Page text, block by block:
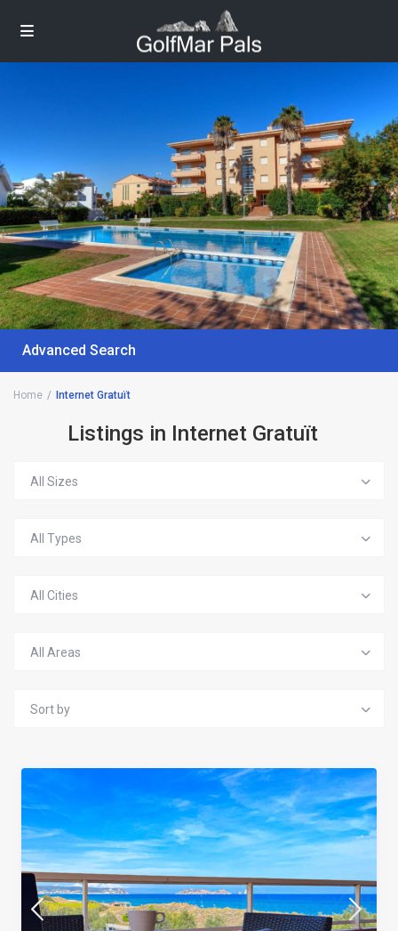
Advanced Search
Home Internet Gratuït
Listings in Internet Gratuït
All Sizes
All Types
All Cities
All Areas
Sort by